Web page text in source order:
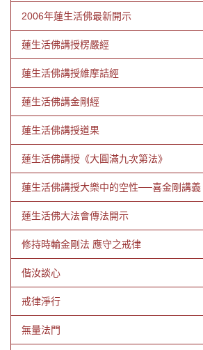
2006年蓮生活佛最新開示
蓮生活佛講授楞嚴經
蓮生活佛講授維摩詰經
蓮生活佛講金剛經
蓮生活佛講授道果
蓮生活佛講授《大圓滿九次第法》
蓮生活佛講授大樂中的空性──喜金剛講義
蓮生活佛大法會傳法開示
修持時輪金剛法 應守之戒律
偕汝談心
戒律淨行
無量法門